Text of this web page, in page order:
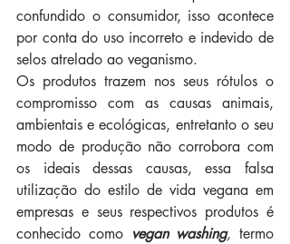
confundido o consumidor, isso acontece
por conta do uso incorreto e indevido de
selos atrelado ao veganismo.
Os produtos trazem nos seus rótulos o
compromisso com as causas animais,
ambientais e ecológicas, entretanto o seu
modo de produção não corrobora com
os ideais dessas causas, essa falsa
utilização do estilo de vida vegana em
empresas e seus respectivos produtos é
conhecido como vegan washing, termo